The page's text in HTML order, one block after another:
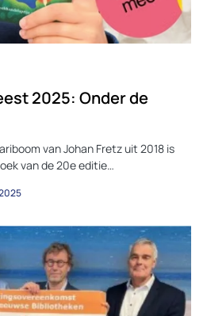
2025: Onder de
van Johan Fretz uit 2018 is
van de 20e editie…